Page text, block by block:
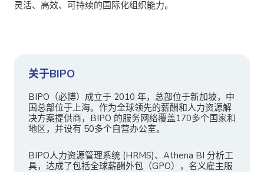
灵活、高效、可持续的国际化组织能力。
关于BIPO
BIPO（必博）成立于 2010 年，总部位于新加坡，中
国总部位于上海。作为全球领先的薪酬和人力资源解
决方案提供商，BIPO 的服务网络覆盖170多个国家和
地区，并设有 50多个自营办公室。
BIPO人力资源管理系统 (HRMS)、Athena BI 分析工
具，达成了包括全球薪酬外包（GPO），名义雇主服